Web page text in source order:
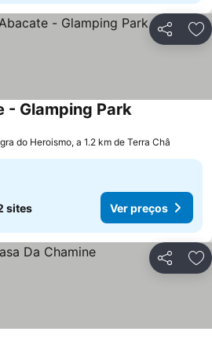
Partilhar
- Glamping ParkVer preços
do Heroismo, a 1.2 km de Terra Châ
sites Ver preços
Partilhar